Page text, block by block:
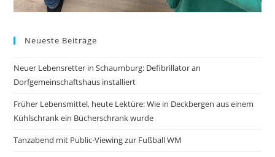
Neueste Beiträge
Neuer Lebensretter in Schaumburg: Defibrillator an
Dorfgemeinschaftshaus installiert
Früher Lebensmittel, heute Lektüre: Wie in Deckbergen aus einem
Kühlschrank ein Bücherschrank wurde
Tanzabend mit Public-Viewing zur Fußball WM